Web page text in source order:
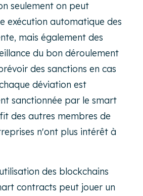
seulement on peut
exécution automatique des
mais également des
du bon déroulement
des sanctions en cas
déviation est
sanctionnée par le smart
des autres membres de
n'ont plus intérêt à
des blockchains
contracts peut jouer un